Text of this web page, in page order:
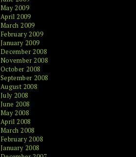
May 2009
April 2009
March 2009
February 2009
January 2009
December 2008
November 2008
October 2008
September 2008
August 2008
July 2008
June 2008
May 2008
April 2008
March 2008
February 2008
January 2008